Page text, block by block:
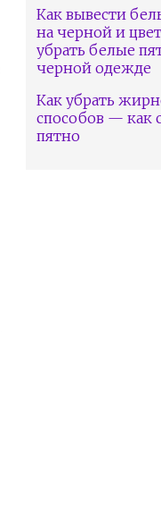
Как вывести
на черной и
убрать белые
черной одежде
Как убрать
способов — как
пятно